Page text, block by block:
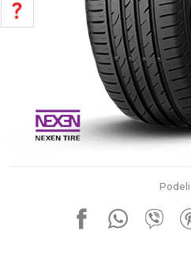
Podeli
POMOĆ PRI KUPOVINI
Za više informacija, pomoć i
porudžbine
011 4427900
Radno vreme
Pišite nam
office@kitcommerce.rs